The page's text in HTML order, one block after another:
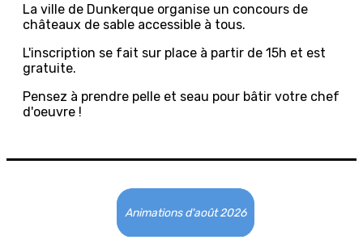
La ville de Dunkerque organise un concours de
châteaux de sable accessible à tous.
L'inscription se fait sur place à partir de 15h et est
gratuite.
Pensez à prendre pelle et seau pour bâtir votre chef
d'oeuvre !
Animations d'août 2026